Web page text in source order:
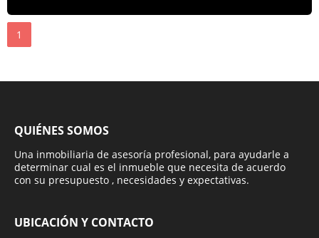
1
QUIÉNES SOMOS
Una inmobiliaria de asesoría profesional, para ayudarle a
determinar cual es el inmueble que necesita de acuerdo
con su presupuesto , necesidades y expectativas.
UBICACIÓN Y CONTACTO